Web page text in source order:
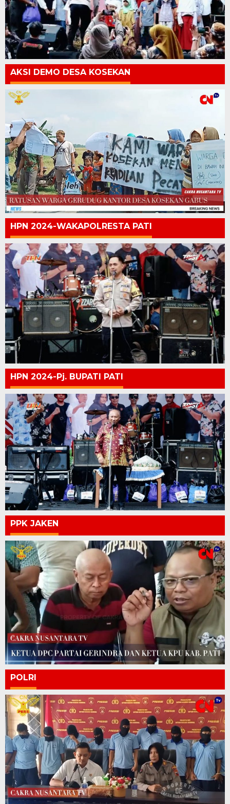
AKSI DEMO DESA KOSEKAN
HPN 2024-WAKAPOLRESTA PATI
HPN 2024-Pj. BUPATI PATI
PPK JAKEN
POLRI